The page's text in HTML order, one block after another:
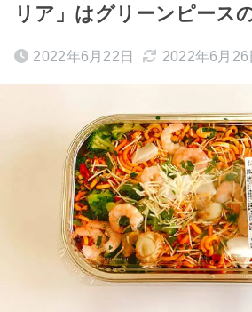
リア」はグリーンピース
2022年6月22日 2022年6月26